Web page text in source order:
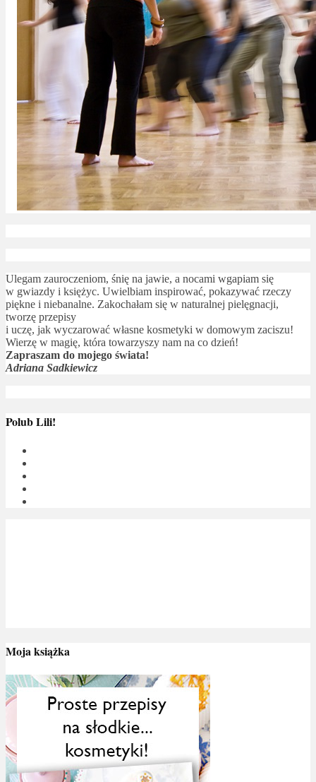
Ulegam zauroczeniom, śnię na jawie, a nocami wgapiam się
w gwiazdy i księżyc. Uwielbiam inspirować, pokazywać rzeczy
piękne i niebanalne. Zakochałam się w naturalnej pielęgnacji,
tworzę przepisy
i uczę, jak wyczarować własne kosmetyki w domowym zaciszu!
Wierzę w magię, która towarzyszy nam na co dzień!
Zapraszam do mojego świata!
Adriana Sadkiewicz
Polub Lili!
Moja książka